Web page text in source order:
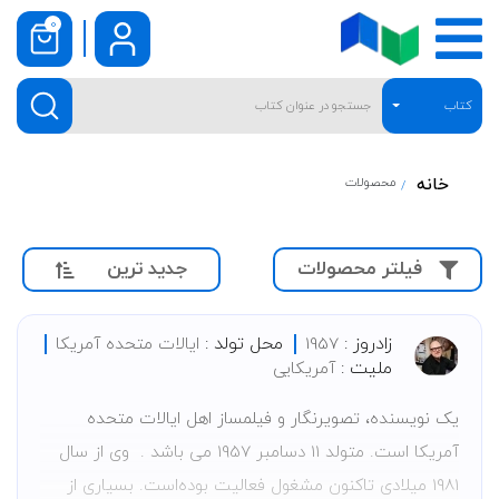
کتاب
0
خانه محصولات
فیلتر محصولات جدید ترین
زادروز : 1957 محل تولد : ایالات متحده آمریکا
ملیت :آمریکایی
یک نویسنده، تصویرنگار و فیلمساز اهل ایالات متحده
آمریکا است. متولد 11 دسامبر 1957 می باشد . وی از سال
1981 میلادی تاکنون مشغول فعالیت بوده‌است. بسیاری از